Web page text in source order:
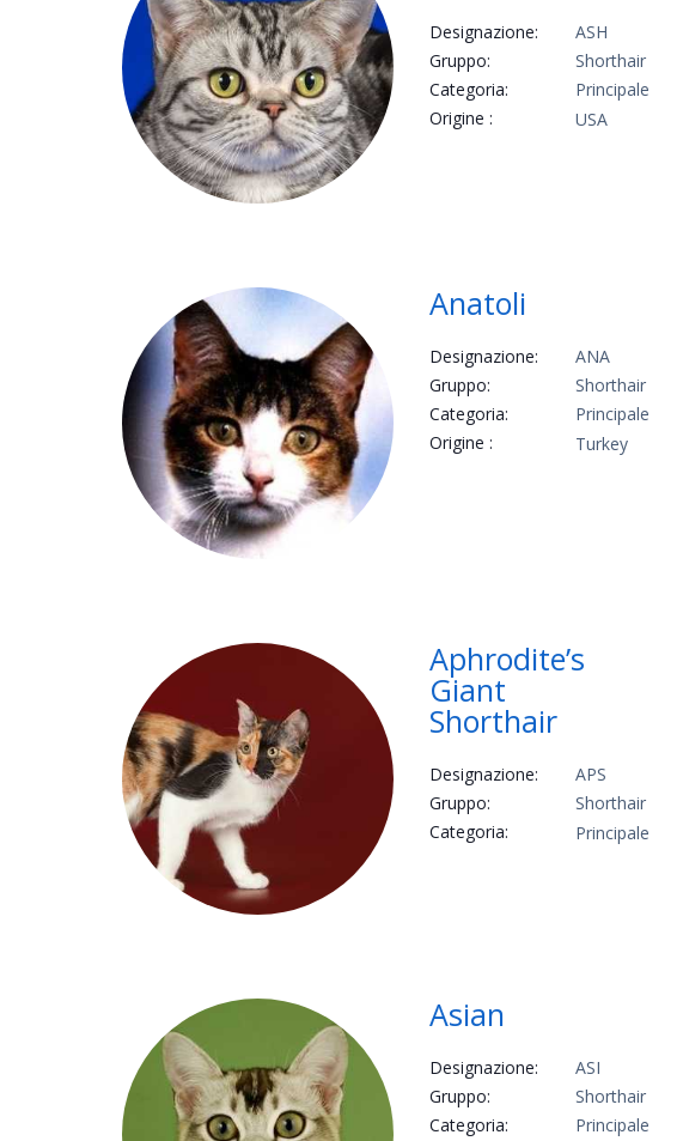
Designazione:
ASH
Gruppo:
Shorthair
Categoria:
Principale
Origine :
USA
Anatoli
Designazione:
ANA
Gruppo:
Shorthair
Categoria:
Principale
Origine :
Turkey
Aphrodite’s
Giant
Shorthair
Designazione:
APS
Gruppo:
Shorthair
Categoria:
Principale
Asian
Designazione:
ASI
Gruppo:
Shorthair
Categoria:
Principale